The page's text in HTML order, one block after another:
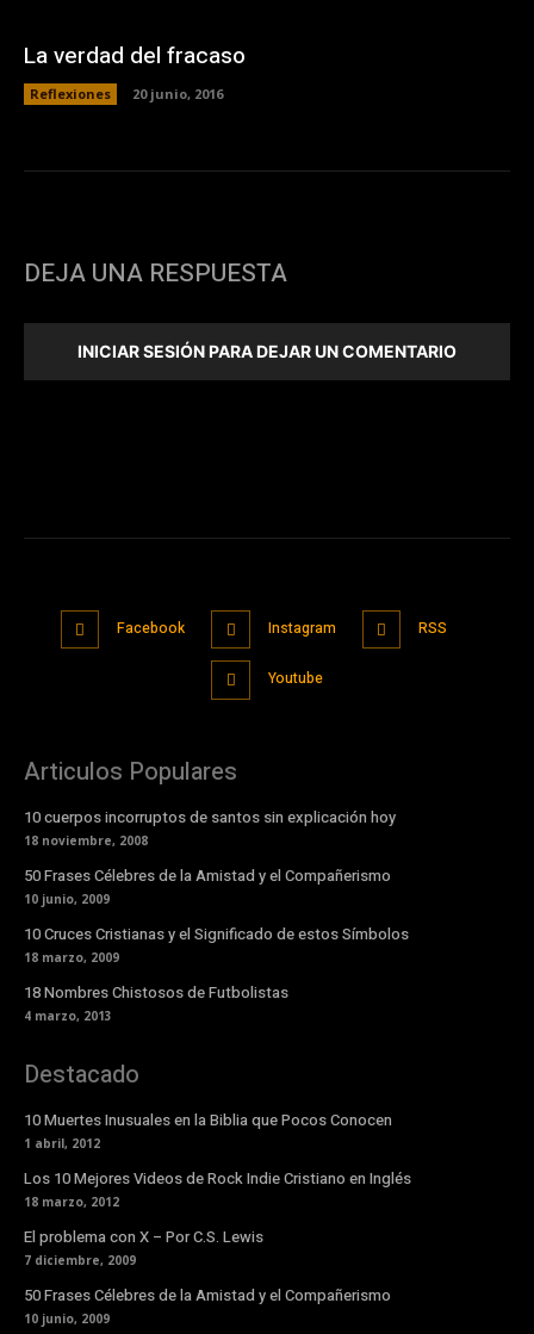
La verdad del fracaso
Reflexiones 20 junio, 2016
DEJA UNA RESPUESTA
INICIAR SESIÓN PARA DEJAR UN COMENTARIO
Facebook Instagram RSS
Youtube
Articulos Populares
10 cuerpos incorruptos de santos sin explicación hoy
18 noviembre, 2008
50 Frases Célebres de la Amistad y el Compañerismo
10 junio, 2009
10 Cruces Cristianas y el Significado de estos Símbolos
18 marzo, 2009
18 Nombres Chistosos de Futbolistas
4 marzo, 2013
Destacado
10 Muertes Inusuales en la Biblia que Pocos Conocen
1 abril, 2012
Los 10 Mejores Videos de Rock Indie Cristiano en Inglés
18 marzo, 2012
El problema con X – Por C.S. Lewis
7 diciembre, 2009
50 Frases Célebres de la Amistad y el Compañerismo
10 junio, 2009